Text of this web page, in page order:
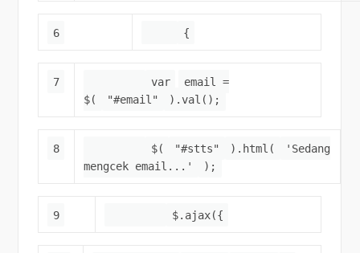
6 {
7 var
email =
$(
"#email" ).val();
8 $( "#stts" ).html(
'Sedang
mengcek email...'
);
9 $.ajax({